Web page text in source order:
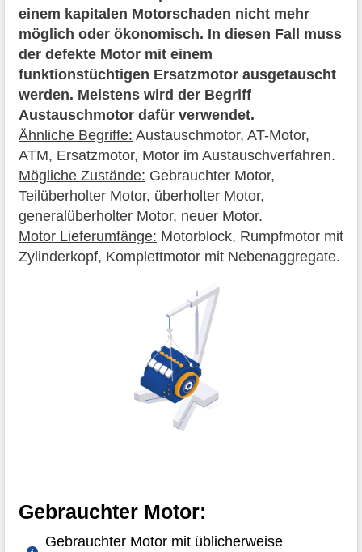
einem kapitalen Motorschaden nicht mehr
möglich oder ökonomisch. In diesen Fall muss
der defekte Motor mit einem
funktionstüchtigen Ersatzmotor ausgetauscht
werden. Meistens wird der Begriff
Austauschmotor dafür verwendet.
Ähnliche Begriffe: Austauschmotor, AT-Motor,
ATM, Ersatzmotor, Motor im Austauschverfahren.
Mögliche Zustände: Gebrauchter Motor,
Teilüberholter Motor, überholter Motor,
generalüberholter Motor, neuer Motor.
Motor Lieferumfänge: Motorblock, Rumpfmotor mit
Zylinderkopf, Komplettmotor mit Nebenaggregate.
Gebrauchter Motor:
Gebrauchter Motor mit üblicherweise